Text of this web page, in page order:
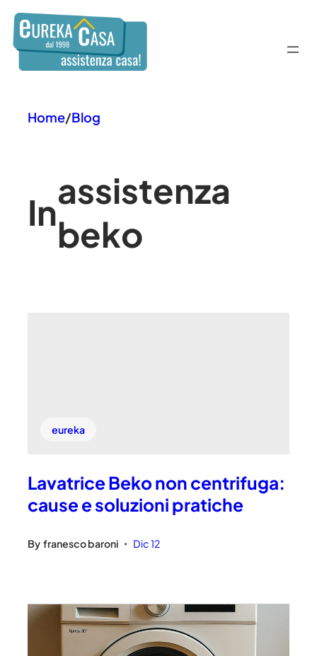
Vai
al
contenuto
Home/Blog
In
assistenza
beko
eureka
Lavatrice Beko non centrifuga:
cause e soluzioni pratiche
By franesco baroni • Dic 12